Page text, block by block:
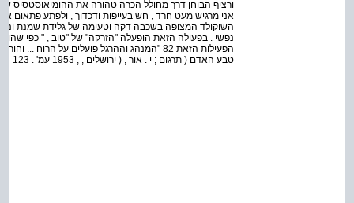
אני מרגיש מעט חרד , חש בעייפות ודכדוך , ולפתע פתאום
השוקולד המצופה בשכבה דקה וטעימה של גלידת שמנת וניל
נפשי . בפעולה הזאת הופעלה "הזרקה" של "טוב , " כפי
הפעילות הזאת 82 "המנהג וההרגל פועלים על
טבע האדם ( תרגום ; י . אור , ( ירושלים , , 1953 עמ' . 123